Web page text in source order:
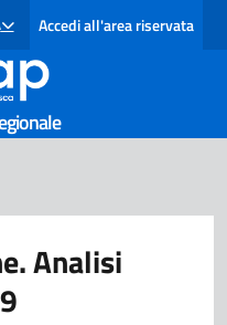
LINGUA: LINGUA SELEZIONATA
Accedi all'area riservata
Analisi